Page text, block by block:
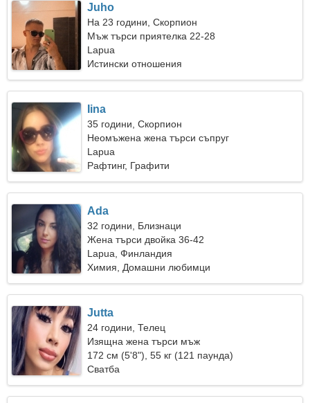
Juho
На 23 години, Скорпион
Мъж търси приятелка 22-28
Lapua
Истински отношения
Iina
35 години, Скорпион
Неомъжена жена търси съпруг
Lapua
Рафтинг, Графити
Ada
32 години, Близнаци
Жена търси двойка 36-42
Lapua, Финландия
Химия, Домашни любимци
Jutta
24 години, Телец
Изящна жена търси мъж
172 см (5'8"), 55 кг (121 паунда)
Сватба